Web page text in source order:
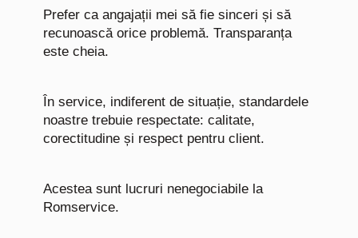
Prefer ca angajații mei să fie sinceri și să
recunoască orice problemă. Transparanța
este cheia.
În service, indiferent de situație, standardele
noastre trebuie respectate: calitate,
corectitudine și respect pentru client.
Acestea sunt lucruri nenegociabile la
Romservice.